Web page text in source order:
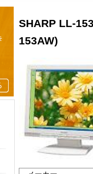
SHARP LL-
153AW)